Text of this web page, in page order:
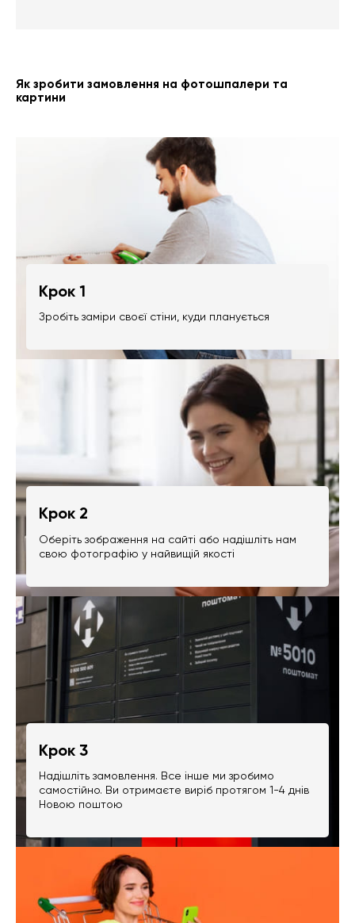
Як зробити замовлення на фотошпалери та
картини
Крок 1
Зробіть заміри своєї стіни, куди планується
Крок 2
Оберіть зображення на сайті або надішліть нам
свою фотографію у найвищій якості
Крок 3
Надішліть замовлення. Все інше ми зробимо
самостійно. Ви отримаєте виріб протягом 1-4 днів
Новою поштою